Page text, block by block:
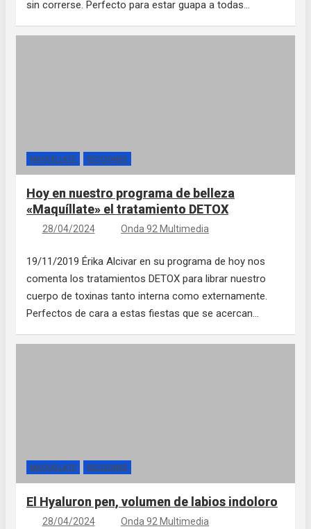
sin correrse. Perfecto para estar guapa a todas…
MAQUÍLLATE SECCIONES
Hoy en nuestro programa de belleza
«Maquíllate» el tratamiento DETOX
28/04/2024 Onda 92 Multimedia
19/11/2019 Érika Alcivar en su programa de hoy nos
comenta los tratamientos DETOX para librar nuestro
cuerpo de toxinas tanto interna como externamente.
Perfectos de cara a estas fiestas que se acercan…
MAQUÍLLATE SECCIONES
El Hyaluron pen, volumen de labios indoloro
28/04/2024 Onda 92 Multimedia